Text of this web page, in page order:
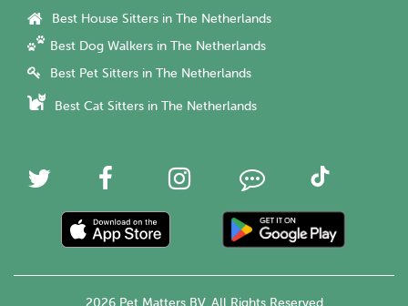
Best House Sitters in The Netherlands
Best Dog Walkers in The Netherlands
Best Pet Sitters in The Netherlands
Best Cat Sitters in The Netherlands
2026 Pet Matters BV. All Rights Reserved